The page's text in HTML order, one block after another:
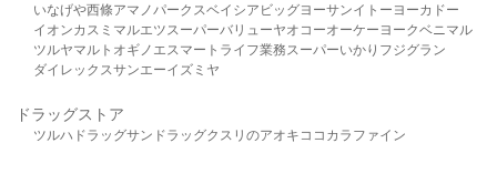
いなげや西條アマノパークスベイシア ビッグヨーサンイトーヨーカドー
イオンカスミ マルエツスーパーバリューヤオコーオーケー ヨークベニマル
ツルヤマルト オギノ エスマート ライフ業務スーパーいかり フジグラン
ダイレックスサンエーイズミヤ
ドラッグストア
ツルハドラッグサンドラッグクスリのアオキ ココカラファイン